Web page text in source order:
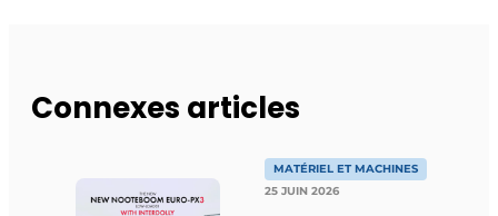
Connexes articles
MATÉRIEL ET MACHINES
25 JUIN 2026